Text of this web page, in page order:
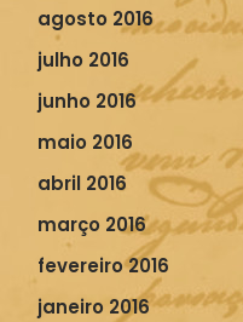
agosto 2016
julho 2016
junho 2016
maio 2016
abril 2016
março 2016
fevereiro 2016
janeiro 2016